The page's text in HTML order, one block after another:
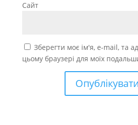
Сайт
Зберегти моє ім'я, e-mail, та
цьому браузері для моїх